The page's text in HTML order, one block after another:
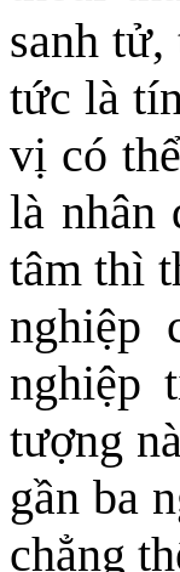
sanh
tức là
vị có
là nhân
tâm thì
nghiệp
nghiệp
tượng
gần ba
chẳng